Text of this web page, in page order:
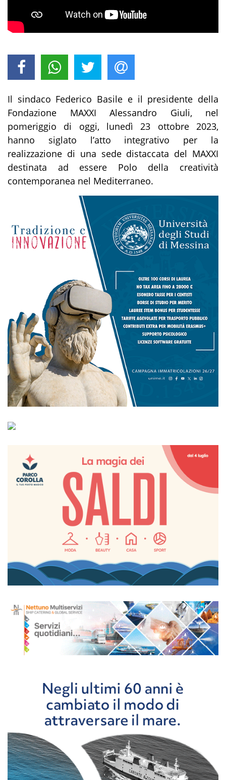
Il sindaco Federico Basile e il presidente della
Fondazione MAXXI Alessandro Giuli, nel
pomeriggio di oggi, lunedì 23 ottobre 2023,
hanno siglato l’atto integrativo per la
realizzazione di una sede distaccata del MAXXI
destinata ad essere Polo della creatività
contemporanea nel Mediterraneo.